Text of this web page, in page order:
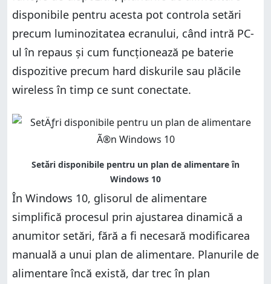
disponibile pentru acesta pot controla setări
precum luminozitatea ecranului, când intră PC-
ul în repaus și cum funcționează pe baterie
dispozitive precum hard diskurile sau plăcile
wireless în timp ce sunt conectate.
În Windows 10, glisorul de alimentare
simplifică procesul prin ajustarea dinamică a
anumitor setări, fără a fi necesară modificarea
manuală a unui plan de alimentare. Planurile de
alimentare încă există, dar trec în plan